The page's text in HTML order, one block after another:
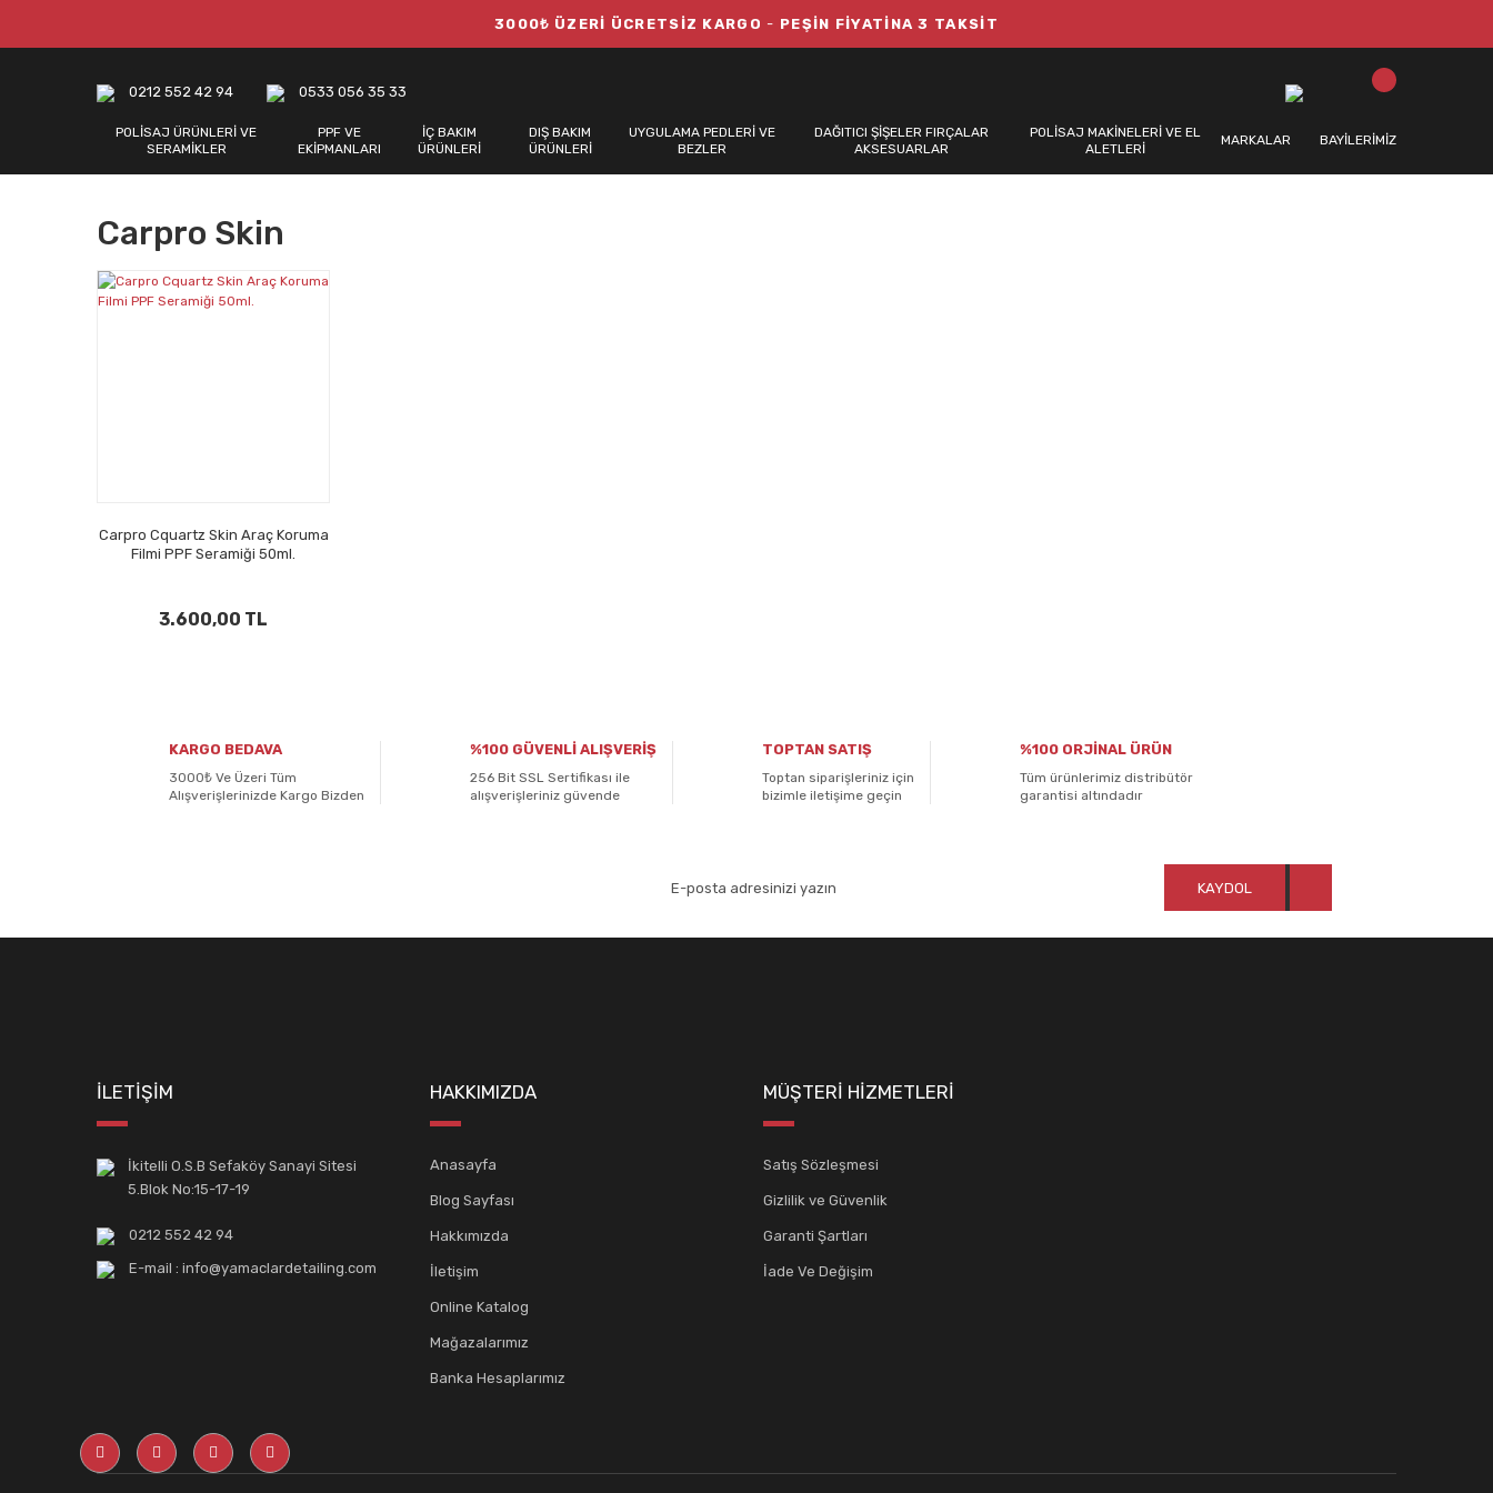
3000₺ ÜZERİ ÜCRETSİZ KARGO - PEŞİN FİYATİNA 3 TAKSİT
0212 552 42 94 0533 056 35 33
POLİSAJ ÜRÜNLERİ VE
SERAMİKLER
PPF VE
EKİPMANLARI
İÇ BAKIM
ÜRÜNLERİ
DIŞ BAKIM
ÜRÜNLERİ
UYGULAMA PEDLERİ VE
BEZLER
DAĞITICI ŞİŞELER FIRÇALAR
AKSESUARLAR
POLİSAJ MAKİNELERİ VE EL
ALETLERİ
MARKALAR BAYİLERİMİZ
Carpro Skin
Carpro Cquartz Skin Araç Koruma
Filmi PPF Seramiği 50ml.
3.600,00 TL
KARGO BEDAVA
3000₺ Ve Üzeri Tüm
Alışverişlerinizde Kargo Bizden
%100 GÜVENLİ ALIŞVERİŞ
256 Bit SSL Sertifikası ile
alışverişleriniz güvende
TOPTAN SATIŞ
Toptan siparişleriniz için
bizimle iletişime geçin
%100 ORJİNAL ÜRÜN
Tüm ürünlerimiz distribütör
garantisi altındadır
KAYDOL
İLETİŞİM
İkitelli O.S.B Sefaköy Sanayi Sitesi
5.Blok No:15-17-19
0212 552 42 94
E-mail : info@yamaclardetailing.com
HAKKIMIZDA
Anasayfa
Blog Sayfası
Hakkımızda
İletişim
Online Katalog
Mağazalarımız
Banka Hesaplarımız
MÜŞTERİ HİZMETLERİ
Satış Sözleşmesi
Gizlilik ve Güvenlik
Garanti Şartları
İade Ve Değişim